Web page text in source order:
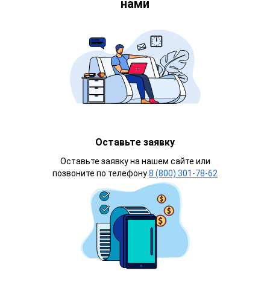
нами
Оставьте заявку
Оставьте заявку на нашем сайте или
позвоните по телефону8 (800) 301-78-62